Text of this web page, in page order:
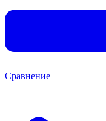
Сравнение